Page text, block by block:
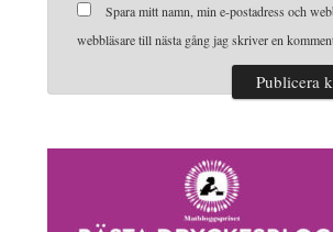
Spara mitt namn, min e-postadress och
webbläsare till nästa gång jag skriver en